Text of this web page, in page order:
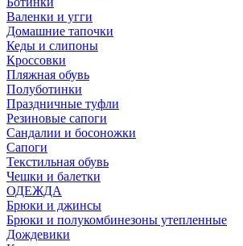
Валенки и угги
Домашние тапочки
Кеды и слипоны
Кроссовки
Пляжная обувь
Полуботинки
Праздничные туфли
Резиновые сапоги
Сандалии и босоножки
Сапоги
Текстильная обувь
Чешки и балетки
ОДЕЖДА
Брюки и джинсы
Брюки и полукомбинезоны утепленные
Дождевики